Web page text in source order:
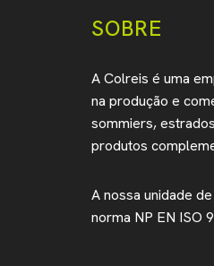
SOBRE
A Colreis é uma
na produção e
sommiers,
produtos
A nossa unidade
norma NP EN ISO